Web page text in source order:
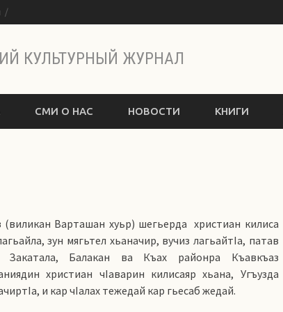
КУЛЬТУРНЫЙ ЖУРНАЛ
СМИ О НАС НОВОСТИ КНИГИ
(виликан Варташан хуьр) шегьерда христиан килиса
зун мягьтел хьаначир, вучиз лагьайтIа, патав
Закатала, Балакан ва Къах районра Къавкъаз
христиан чIаварин килисаяр хьана, Угъузда
и кар чIалах тежедай кар гьесаб жедай.